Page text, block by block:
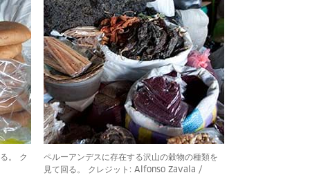
。 ク
ペルーアンデスに存在する沢山の穀物の種類を
見て回る。 クレジット: Alfonso Zavala /